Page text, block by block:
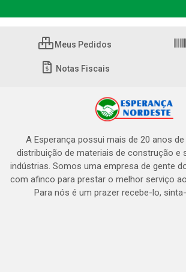
Meus Pedidos
Notas Fiscais
A Esperança possui mais de 20 anos
distribuição de materiais de construção e
indústrias. Somos uma empresa de gente
com afinco para prestar o melhor serviço
Para nós é um prazer recebe-lo,